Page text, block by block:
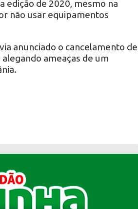
edição de 2020, mesmo na
não usar equipamentos
anunciado o cancelamento de
ameaças de um